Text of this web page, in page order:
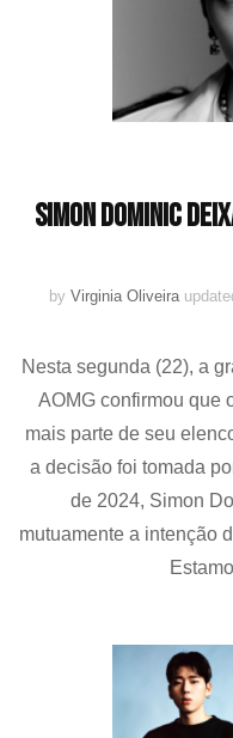
Simon Dominic
by Virginia Oliveira
Nesta segunda (22), a
AOMG confirmou que
mais parte de seu
a decisão foi tomada
de 2024, Simon
mutuamente a intenção